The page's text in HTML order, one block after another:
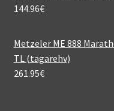
144.96€
Metzeler ME 888
TL (tagarehv)
261.95€